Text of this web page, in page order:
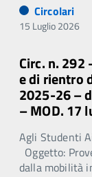
Circolari
15 Luglio 2026
Circ. n. 292
e di rientro
2025-26 –
– MOD. 17
Agli Studenti
Oggetto:
dalla mobilità